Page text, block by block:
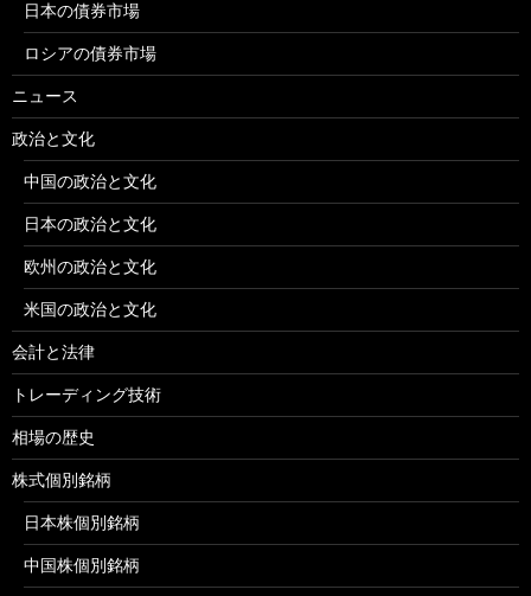
日本の債券市場
ロシアの債券市場
ニュース
政治と文化
中国の政治と文化
日本の政治と文化
欧州の政治と文化
米国の政治と文化
会計と法律
トレーディング技術
相場の歴史
株式個別銘柄
日本株個別銘柄
中国株個別銘柄